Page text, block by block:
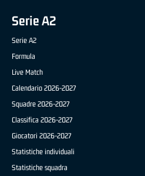
Serie A2
Serie A2
Formula
Live Match
Calendario 2026-2027
Squadre 2026-2027
Classifica 2026-2027
Giocatori 2026-2027
Statistiche individuali
Statistiche squadra